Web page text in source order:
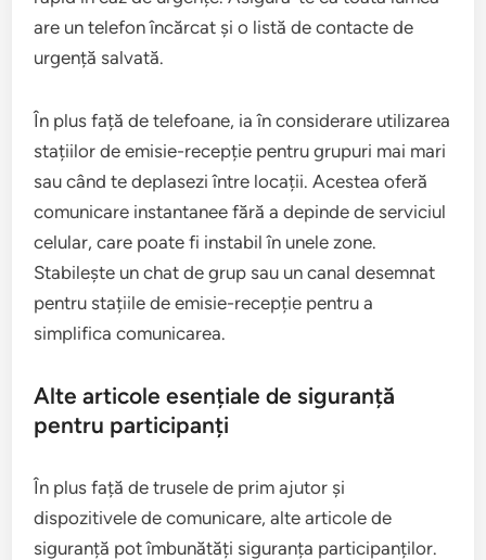
are un telefon încărcat și o listă de contacte de
urgență salvată.
În plus față de telefoane, ia în considerare utilizarea
stațiilor de emisie-recepție pentru grupuri mai mari
sau când te deplasezi între locații. Acestea oferă
comunicare instantanee fără a depinde de serviciul
celular, care poate fi instabil în unele zone.
Stabilește un chat de grup sau un canal desemnat
pentru stațiile de emisie-recepție pentru a
simplifica comunicarea.
Alte articole esențiale de siguranță
pentru participanți
În plus față de trusele de prim ajutor și
dispozitivele de comunicare, alte articole de
siguranță pot îmbunătăți siguranța participanților.